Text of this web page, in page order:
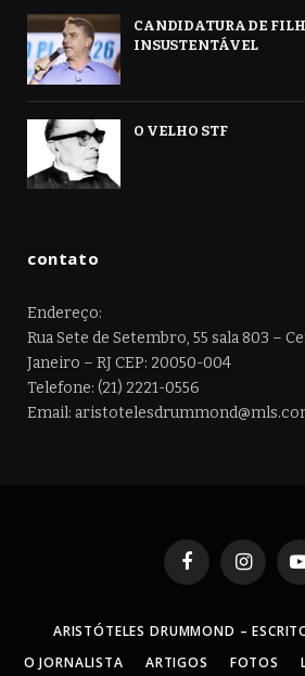
CANDIDATURA DE
INSUSTENTÁVEL
O VELHO STF
contato
Endereço:
Rua Sete de Setembro, 55 sala 803 –
Janeiro – RJ CEP: 20050-004
Telefone: (21) 2221-0556
Email:
Facebook
ARISTÓTELES DRUMMOND –
O JORNALISTA
ARTIGOS FOTOS